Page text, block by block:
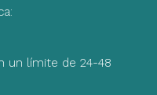
un límite de 24-48